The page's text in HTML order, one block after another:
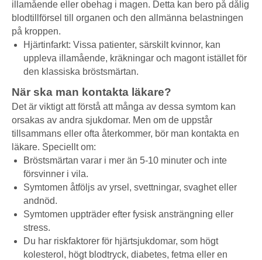
illamående eller obehag i magen. Detta kan bero på dålig
blodtillförsel till organen och den allmänna belastningen
på kroppen.
Hjärtinfarkt: Vissa patienter, särskilt kvinnor, kan
uppleva illamående, kräkningar och magont istället för
den klassiska bröstsmärtan.
När ska man kontakta läkare?
Det är viktigt att förstå att många av dessa symtom kan
orsakas av andra sjukdomar. Men om de uppstår
tillsammans eller ofta återkommer, bör man kontakta en
läkare. Speciellt om:
Bröstsmärtan varar i mer än 5-10 minuter och inte
försvinner i vila.
Symtomen åtföljs av yrsel, svettningar, svaghet eller
andnöd.
Symtomen uppträder efter fysisk ansträngning eller
stress.
Du har riskfaktorer för hjärtsjukdomar, som högt
kolesterol, högt blodtryck, diabetes, fetma eller en